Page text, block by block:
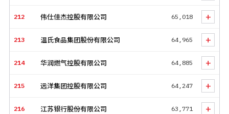
212 伟仕佳杰控股有限公司 65,018 +
213 温氏食品集团股份有限公司 64,965 +
214 华润燃气控股有限公司 64,885 +
215 远洋集团控股有限公司 64,247 +
216 江苏银行股份有限公司 63,771 +